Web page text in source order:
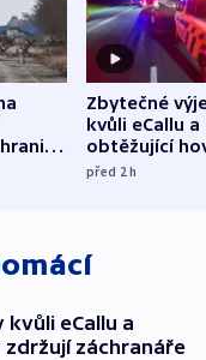
Zbytečné
kvůli eCallu a
obtěžující
zdržují
před 2h
eCallu a
záchranáře